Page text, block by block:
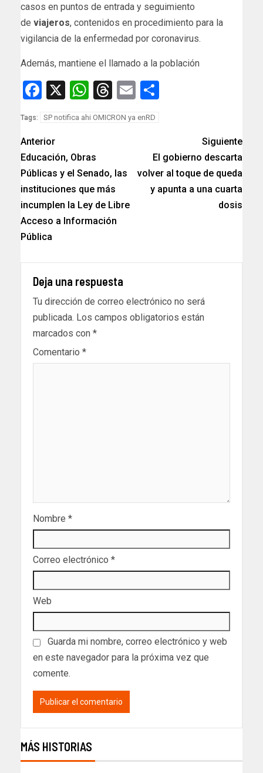
casos en puntos de entrada y seguimiento
de viajeros, contenidos en procedimiento para la
vigilancia de la enfermedad por coronavirus.
Además, mantiene el llamado a la población
Facebook
X WhatsApp
Threads
Email
Tags: SP notifica ahi OMICRON ya enRD
Anterior
Educación, Obras
Públicas y el Senado, las
instituciones que más
incumplen la Ley de Libre
Acceso a Información
Pública
Siguiente
El gobierno descarta
volver al toque de queda
y apunta a una cuarta
dosis
Deja una respuesta
Tu dirección de correo electrónico no será
publicada. Los campos obligatorios están
marcados con *
Comentario *
Nombre *
Correo electrónico *
Web
Guarda mi nombre, correo electrónico y web
en este navegador para la próxima vez que
comente.
MÁS HISTORIAS